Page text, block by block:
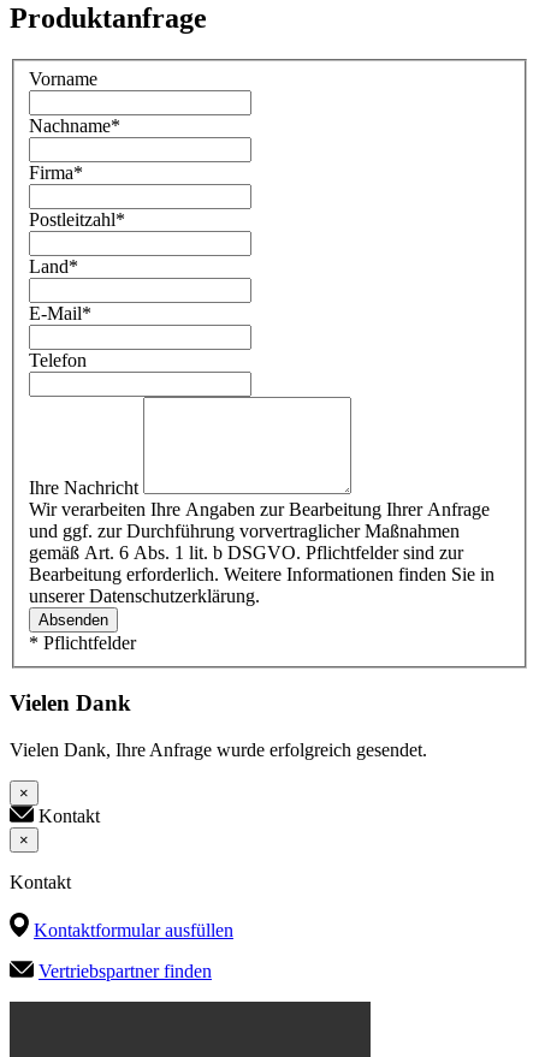
Produktanfrage
Vorname
Nachname*
Firma*
Postleitzahl*
Land*
E-Mail*
Telefon
Ihre Nachricht
Wir verarbeiten Ihre Angaben zur Bearbeitung Ihrer Anfrage
und ggf. zur Durchführung vorvertraglicher Maßnahmen
gemäß Art. 6 Abs. 1 lit. b DSGVO. Pflichtfelder sind zur
Bearbeitung erforderlich. Weitere Informationen finden Sie in
unserer Datenschutzerklärung.
Absenden
* Pflichtfelder
Vielen Dank
Vielen Dank, Ihre Anfrage wurde erfolgreich gesendet.
×
Kontakt
×
Kontakt
Kontaktformular ausfüllen
Vertriebspartner finden